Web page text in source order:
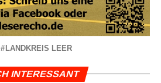
LANDKREIS LEER
INTERESSANT